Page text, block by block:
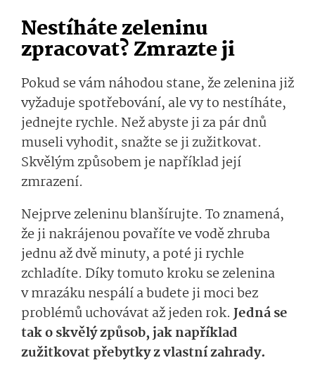
Nestíháte zeleninu
zpracovat? Zmrazte ji
Pokud se vám náhodou stane, že zelenina již
vyžaduje spotřebování, ale vy to nestíháte,
jednejte rychle. Než abyste ji za pár dnů
museli vyhodit, snažte se ji zužitkovat.
Skvělým způsobem je například její
zmrazení.
Nejprve zeleninu blanšírujte. To znamená,
že ji nakrájenou povaříte ve vodě zhruba
jednu až dvě minuty, a poté ji rychle
zchladíte. Díky tomuto kroku se zelenina
v mrazáku nespálí a budete ji moci bez
problémů uchovávat až jeden rok.Jedná se
tak o skvělý způsob, jak například
zužitkovat přebytky z vlastní zahrady.